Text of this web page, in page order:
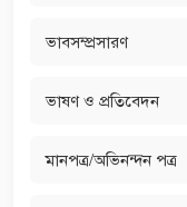
ভাবসম্প্রসারণ
ভাষণ ও প্রতিবেদন
মানপত্র/অভিনন্দন পত্র